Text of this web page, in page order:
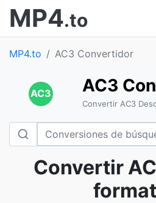
MP4.to
MP4.to AC3 Convertidor
AC3 AC3
Convertir AC3
Convertir